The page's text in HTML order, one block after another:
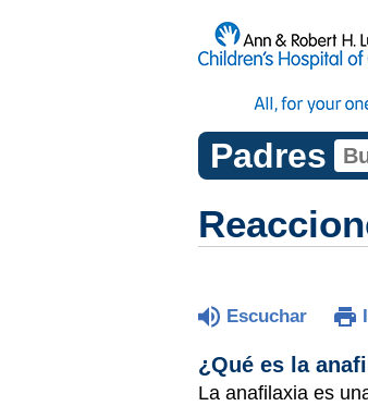
Padres
Escuchar
¿Qué es la
La anafilaxia es